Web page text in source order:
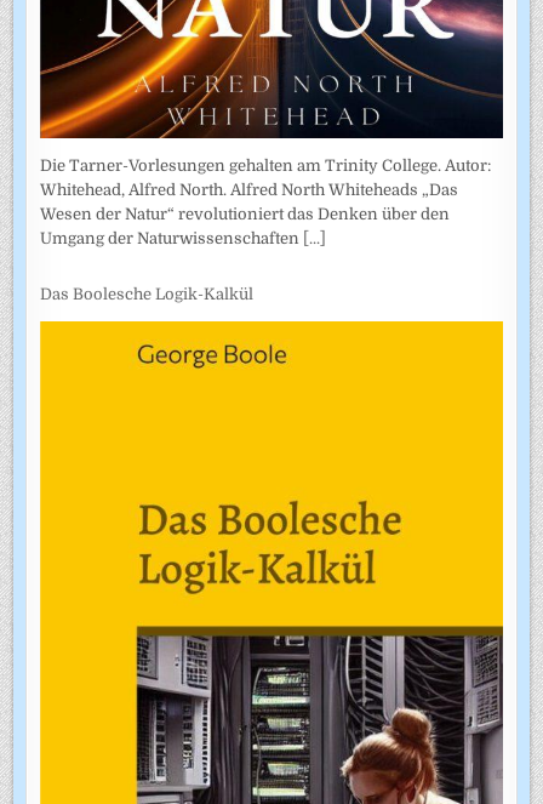
Die Tarner-Vorlesungen gehalten am Trinity College. Autor:
Whitehead, Alfred North. Alfred North Whiteheads „Das
Wesen der Natur“ revolutioniert das Denken über den
Umgang der Naturwissenschaften [...]
Das Boolesche Logik-Kalkül